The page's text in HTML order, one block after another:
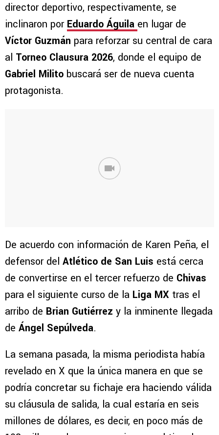
director deportivo, respectivamente, se
inclinaron por Eduardo Águila en lugar de
Víctor Guzmán para reforzar su central de cara
al Torneo Clausura 2026, donde el equipo de
Gabriel Milito buscará ser de nueva cuenta
protagonista.
De acuerdo con información de Karen Peña, el
defensor del Atlético de San Luis está cerca
de convertirse en el tercer refuerzo de Chivas
para el siguiente curso de la Liga MX tras el
arribo de Brian Gutiérrez y la inminente llegada
de Ángel Sepúlveda.
La semana pasada, la misma periodista había
revelado en X que la única manera en que se
podría concretar su fichaje era haciendo válida
su cláusula de salida, la cual estaría en seis
millones de dólares, es decir, en poco más de